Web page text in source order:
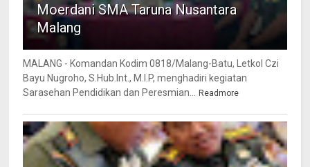
Moerdani SMA Taruna Nusantara
Malang
MALANG - Komandan Kodim 0818/Malang-Batu, Letkol Czi
Bayu Nugroho, S.Hub.Int., M.I.P, menghadiri kegiatan
Sarasehan Pendidikan dan Peresmian...
Readmore